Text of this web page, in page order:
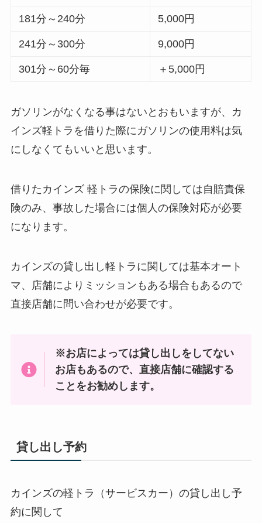
181分～240分 5,000円
241分～300分 9,000円
301分～60分毎 ＋5,000円
ガソリンがなくなる事はないとおもいますが、カ
インズ軽トラを借りた際にガソリンの使用料は気
にしなくてもいいと思います。
借りたカインズ 軽トラの保険に関しては自賠責保
険のみ、事故した場合には個人の保険対応が必要
になります。
カインズの貸し出し軽トラに関しては基本オート
マ、店舗によりミッションもある場合もあるので
直接店舗に問い合わせが必要です。
※お店によっては貸し出しをしてない
お店もあるので、直接店舗に確認する
ことをお勧めします。
貸し出し予約
カインズの軽トラ（サービスカー）の貸し出し予
約に関して